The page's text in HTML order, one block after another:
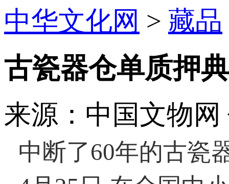
中华文化网 > 藏品
古瓷器仓单质押
来源：中国文物网
中断了60年的古瓷